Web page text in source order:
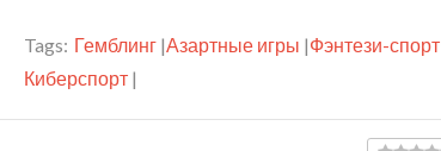
Tags: Гемблинг |Азартные игры |Фэнтези-спорт
Киберспорт |